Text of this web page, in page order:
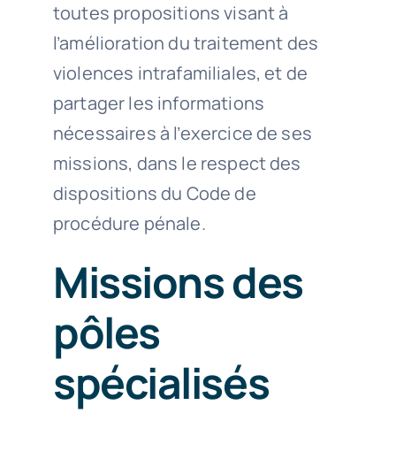
toutes propositions visant à
l’amélioration du traitement des
violences intrafamiliales, et de
partager les informations
nécessaires à l’exercice de ses
missions, dans le respect des
dispositions du Code de
procédure pénale.
Missions des
pôles
spécialisés